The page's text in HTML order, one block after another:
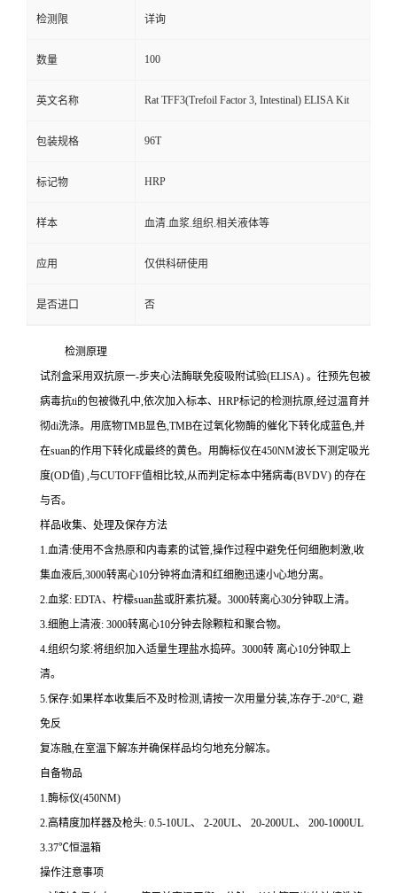
检测限 详询
数量 100
英文名称 Rat TFF3(Trefoil Factor 3, Intestinal) ELISA Kit
包装规格 96T
标记物 HRP
样本 血清.血浆.组织.相关液体等
应用 仅供科研使用
是否进口 否
检测原理
试剂盒采用双抗原一-步夹心法酶联免疫吸附试验(ELISA) 。往预先包被
病毒抗ti的包被微孔中,依次加入标本、 HRP标记的检测抗原,经过温育并
彻di洗涤。用底物TMB显色,TMB在过氧化物酶的催化下转化成蓝色,并
在suan的作用下转化成最终的黄色。用酶标仪在450NM波长下测定吸光
度(OD值) ,与CUTOFF值相比较,从而判定标本中猪病毒(BVDV) 的存在
与否。
样品收集、处理及保存方法
1.血清:使用不含热原和内毒素的试管,操作过程中避免任何细胞刺激,收
集血液后,3000转离心10分钟将血清和红细胞迅速小心地分离。
2.血浆: EDTA、柠檬suan盐或肝素抗凝。 3000转离心30分钟取上清。
3.细胞上清液: 3000转离心10分钟去除颗粒和聚合物。
4.组织匀浆:将组织加入适量生理盐水捣碎。 3000转 离心10分钟取上
清。
5.保存:如果样本收集后不及时检测,请按一次用量分装,冻存于-20°C, 避
免反
复冻融,在室温下解冻并确保样品均匀地充分解冻。
自备物品
1.酶标仪(450NM)
2.高精度加样器及枪头: 0.5-10UL、 2-20UL、 20-200UL、 200-1000UL
3.37℃恒温箱
操作注意事项